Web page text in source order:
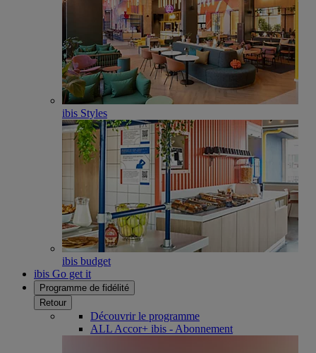
ibis Styles
ibis budget
ibis Go get it
Programme de fidélité
Retour
Découvrir le programme
ALL Accor+ ibis - Abonnement